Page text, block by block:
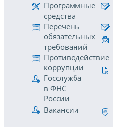
Программные
средства
Перечень
обязательных
требований
Противодействие
коррупции
Госслужба
в ФНС
России
Вакансии